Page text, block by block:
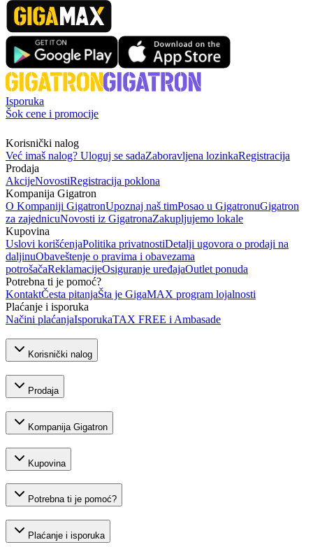
Isporuka
Šok cene i promocije
Korisnički nalog
Već imaš nalog? Uloguj se sadaZaboravljena lozinkaRegistracija
Prodaja
AkcijeNovostiRegistracija poklona
Kompanija Gigatron
O Kompaniji GigatronUpoznaj naš timPosao u GigatronuGigatron
za zajednicuNovosti iz GigatronaZakupljujemo lokale
Kupovina
Uslovi korišćenjaPolitika privatnostiDetalji ugovora o prodaji na
daljinuObaveštenje o pravima i obavezama
potrošačaReklamacijeOsiguranje uređajaOutlet ponuda
Potrebna ti je pomoć?
KontaktČesta pitanjaŠta je GigaMAX program lojalnosti
Plaćanje i isporuka
Načini plaćanjaIsporukaTAX FREE i Ambasade
Korisnički nalog
Prodaja
Kompanija Gigatron
Kupovina
Potrebna ti je pomoć?
Plaćanje i isporuka